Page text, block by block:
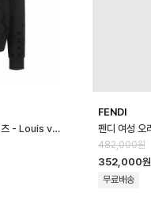
루이비통 남성 라운드 스웨트셔츠 - Louis vuitton Mens Round Sweat…
FENDI
482,000원
352,000원
무료배송